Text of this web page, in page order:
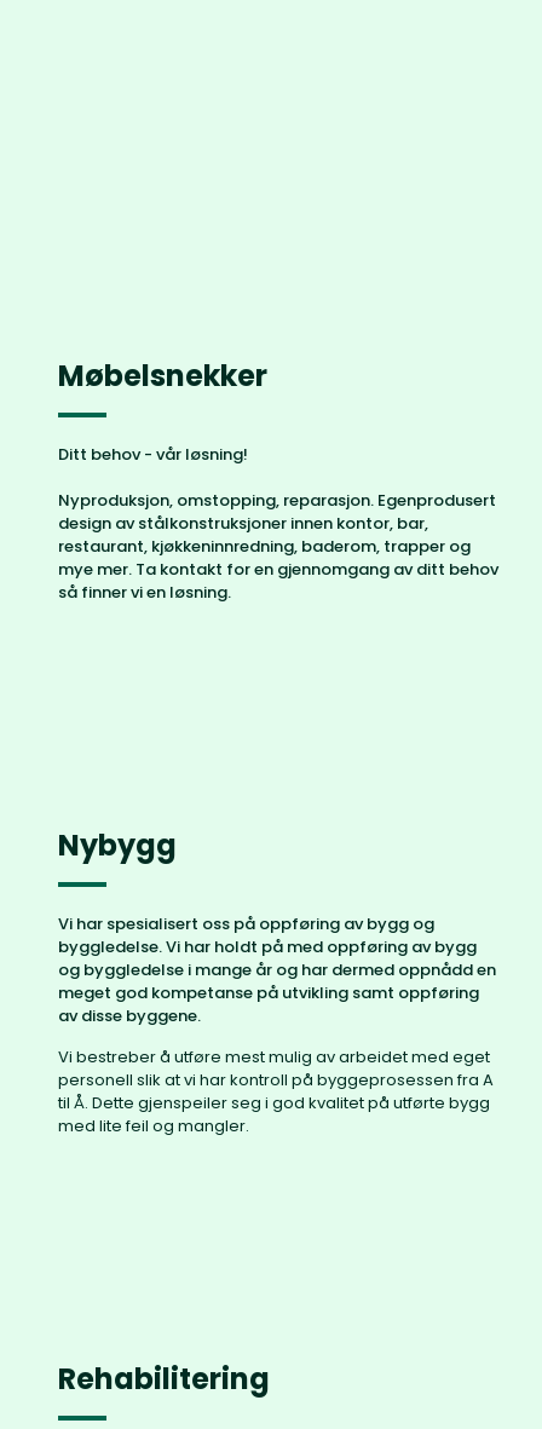
Møbelsnekker
Ditt behov - vår løsning!
Nyproduksjon, omstopping, reparasjon. Egenprodusert
design av stålkonstruksjoner innen kontor, bar,
restaurant, kjøkkeninnredning, baderom, trapper og
mye mer. Ta kontakt for en gjennomgang av ditt behov
så finner vi en løsning.
Nybygg
Vi har spesialisert oss på oppføring av bygg og
byggledelse. Vi har holdt på med oppføring av bygg
og byggledelse i mange år og har dermed oppnådd en
meget god kompetanse på utvikling samt oppføring
av disse byggene.
Vi bestreber å utføre mest mulig av arbeidet med eget
personell slik at vi har kontroll på byggeprosessen fra A
til Å. Dette gjenspeiler seg i god kvalitet på utførte bygg
med lite feil og mangler.
Rehabilitering